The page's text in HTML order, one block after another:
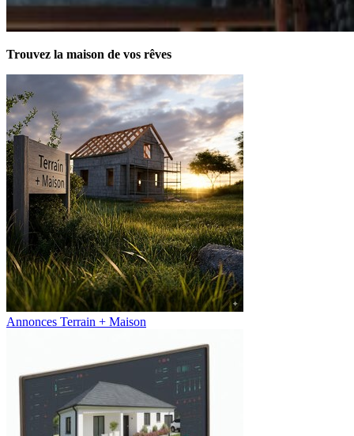
Trouvez la maison de vos rêves
Annonces Terrain + Maison